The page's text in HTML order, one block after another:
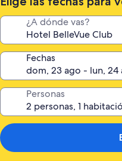
¿A dónde vas?
Fechas
Personas